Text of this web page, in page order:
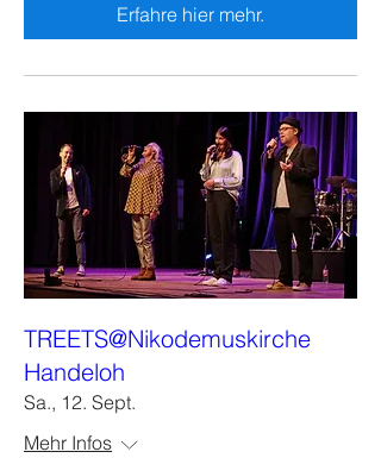
Erfahre hier mehr.
TREETS@Nikodemuskirche
Handeloh
Sa., 12. Sept.
Mehr Infos